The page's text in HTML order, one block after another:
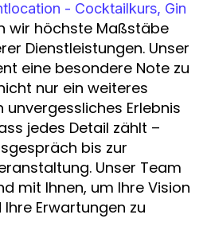
- Cocktailkurs, Gin
wir höchste Maßstäbe
Dienstleistungen. Unser
eine besondere Note zu
nur ein weiteres
unvergessliches Erlebnis
jedes Detail zählt –
bis zur
Unser Team
mit Ihnen, um Ihre Vision
Erwartungen zu